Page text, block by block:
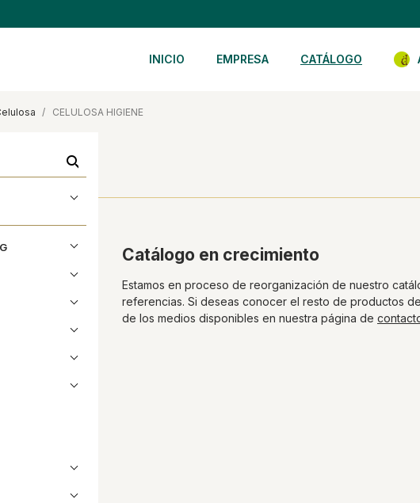
INICIO EMPRESA CATÁLOGO
celulosa CELULOSA HIGIENE
search
Catálogo en crecimiento
Estamos en proceso de reorganización de nuestro
referencias. Si deseas conocer el resto de productos
de los medios disponibles en nuestra página de